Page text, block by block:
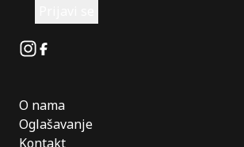
Instagram
Facebook
O nama
Oglašavanje
Kontakt